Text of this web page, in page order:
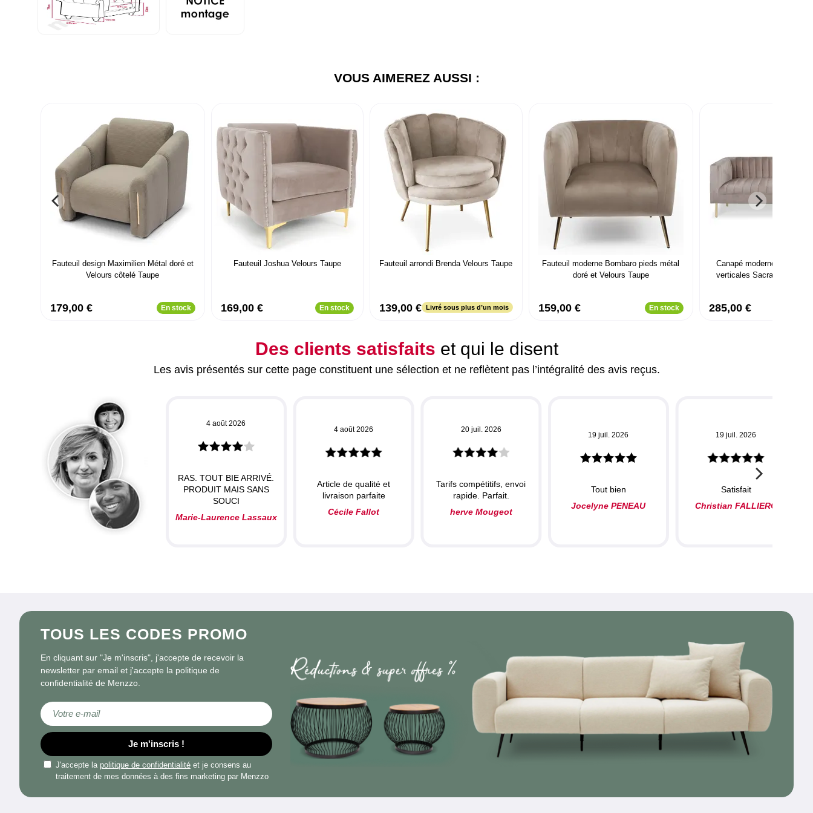
VOUS AIMEREZ AUSSI :
Fauteuil design Maximilien Métal doré et
Velours côtelé Taupe
179,00 € En stock
Fauteuil Joshua Velours Taupe
169,00 € En stock
Fauteuil arrondi Brenda Velours Taupe
139,00 € Livré sous plus d’un mois
Fauteuil moderne Bombaro pieds métal
doré et Velours Taupe
159,00 € En stock
Canapé moderne 3 places
verticales Sacramento
285,00 €
Des clients satisfaits et qui le disent
Les avis présentés sur cette page constituent une sélection et ne reflètent pas l’intégralité des avis reçus.
4 août 2026
RAS. TOUT BIE ARRIVÉ.
PRODUIT MAIS SANS
SOUCI
Marie-Laurence Lassaux
4 août 2026
Article de qualité et
livraison parfaite
Cécile Fallot
20 juil. 2026
Tarifs compétitifs, envoi
rapide. Parfait.
herve Mougeot
19 juil. 2026
Tout bien
Jocelyne PENEAU
19 juil. 2026
Satisfait
Christian FALLIERO
TOUS LES CODES PROMO
En cliquant sur "Je m'inscris", j'accepte de recevoir la
newsletter par email et j'accepte la politique de
confidentialité de Menzzo.
Inscription à notre lettre d’information :
Je m'inscris !
J'accepte la politique de confidentialité et je consens au
traitement de mes données à des fins marketing par Menzzo